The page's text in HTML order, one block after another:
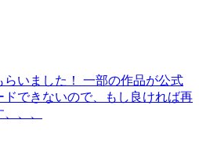
いました！ 一部の作品が公式
できないので、もし良ければ再
、、